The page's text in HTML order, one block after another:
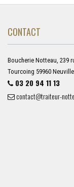
CONTACT
Boucherie Notteau, 239
Tourcoing 59960
03 20 94 11 13
contact@traiteur-